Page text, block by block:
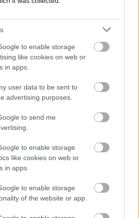
to enable storage
like cookies on web or
in apps.
user data to be sent to
advertising purposes.
to send me
to enable storage
like cookies on web or
in apps.
to enable storage
of the website or app.
ακόμη και να
λεγόμενα υπερ-είδη, δηλαδή